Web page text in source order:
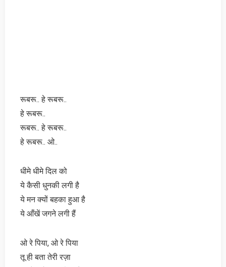
रूबरू.. हे रूबरू..
हे रूबरू..
रूबरू.. हे रूबरू..
हे रूबरू.. ओ..
धीमे धीमे दिल को
ये कैसी धुनकी लगी है
ये मन क्यों बहका हुआ है
ये आँखें जगने लगी हैं
ओ रे पिया, ओ रे पिया
तू ही बता तेरी रज़ा